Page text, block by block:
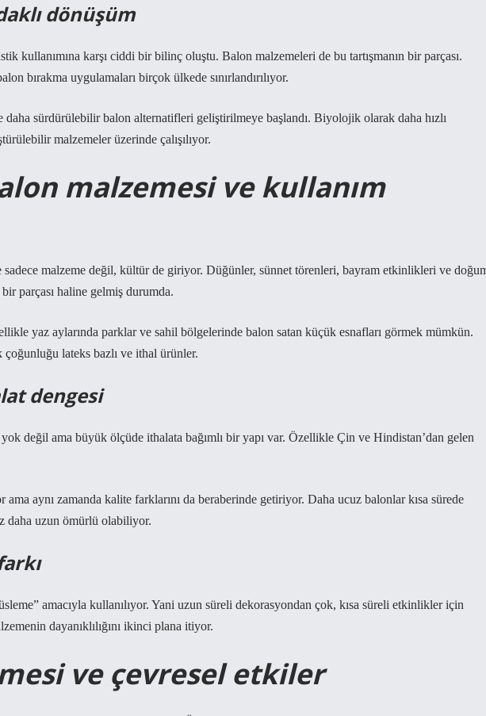
dönüşüm
kullanımına karşı ciddi bir bilinç oluştu. Balon malzemeleri de bu tartışmanın bir parçası.
bırakma uygulamaları birçok ülkede sınırlandırılıyor.
sürdürülebilir balon alternatifleri geliştirilmeye başlandı. Biyolojik olarak daha hızlı
malzemeler üzerinde çalışılıyor.
malzemesi ve kullanım
malzeme değil, kültür de giriyor. Düğünler, sünnet törenleri, bayram etkinlikleri ve
parçası haline gelmiş durumda.
yaz aylarında parklar ve sahil bölgelerinde balon satan küçük esnafları görmek mümkün.
lateks bazlı ve ithal ürünler.
dengesi
değil ama büyük ölçüde ithalata bağımlı bir yapı var. Özellikle Çin ve Hindistan’dan gelen
aynı zamanda kalite farklarını da beraberinde getiriyor. Daha ucuz balonlar kısa sürede
daha uzun ömürlü olabiliyor.
amacıyla kullanılıyor. Yani uzun süreli dekorasyondan çok, kısa süreli etkinlikler için
dayanıklılığını ikinci plana itiyor.
ve çevresel etkiler